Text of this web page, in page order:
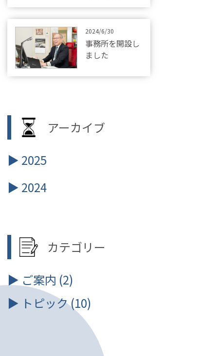
2024/6/30
事務所を開設し
ました
アーカイブ
2025
2024
カテゴリー
ご案内 (2)
トピック (10)